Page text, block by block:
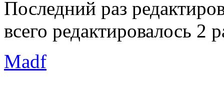
Последний раз
всего редактировалось 2
Madf